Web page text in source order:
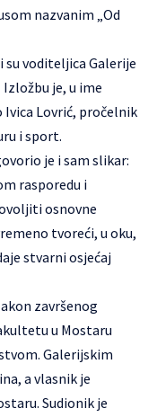
nazvanim „Od
voditeljica Galerije
je, u ime
Lovrić, pročelnik
i sport.
je i sam slikar:
rasporedu i
osnovne
tvoreći, u oku,
stvarni osjećaj
završenog
u Mostaru
Galerijskim
a vlasnik je
Sudionik je